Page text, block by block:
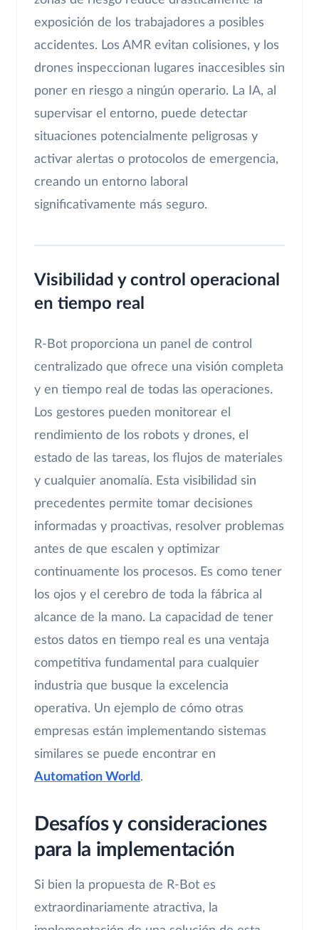
exposición de los trabajadores a posibles
accidentes. Los AMR evitan colisiones, y los
drones inspeccionan lugares inaccesibles sin
poner en riesgo a ningún operario. La IA, al
supervisar el entorno, puede detectar
situaciones potencialmente peligrosas y
activar alertas o protocolos de emergencia,
creando un entorno laboral
significativamente más seguro.
Visibilidad y control operacional
en tiempo real
R-Bot proporciona un panel de control
centralizado que ofrece una visión completa
y en tiempo real de todas las operaciones.
Los gestores pueden monitorear el
rendimiento de los robots y drones, el
estado de las tareas, los flujos de materiales
y cualquier anomalía. Esta visibilidad sin
precedentes permite tomar decisiones
informadas y proactivas, resolver problemas
antes de que escalen y optimizar
continuamente los procesos. Es como tener
los ojos y el cerebro de toda la fábrica al
alcance de la mano. La capacidad de tener
estos datos en tiempo real es una ventaja
competitiva fundamental para cualquier
industria que busque la excelencia
operativa. Un ejemplo de cómo otras
empresas están implementando sistemas
similares se puede encontrar en
Automation World.
Desafíos y consideraciones
para la implementación
Si bien la propuesta de R-Bot es
extraordinariamente atractiva, la